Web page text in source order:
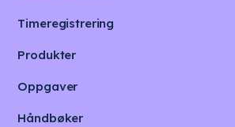
Timeregistrering
Produkter
Oppgaver
Håndbøker